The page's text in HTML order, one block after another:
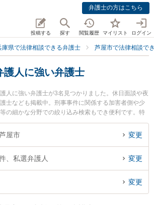
弁護士の方はこちら
投稿する 探す 閲覧履歴 マイリスト ログイン
庫県で法律相談できる弁護士 芦屋市で法律相談で
護人に強い弁護士
人に強い弁護士が3名見つかりました。休日面談や夜
士なども掲載中。刑事事件に関係する加害者側や少
の細かな分野での絞り込み検索もでき便利です。特
原 成子弁護士や芦屋法律事務所の岡部 将吾弁護士、
督弁護士のプロフィール情報や弁護士費用、強みなど
『初回相談無料で私選弁護人を法律相談できる芦屋
たい』などでお困りの相談者さんにおすすめです。
屋市 変更
、私選弁護人 変更
変更